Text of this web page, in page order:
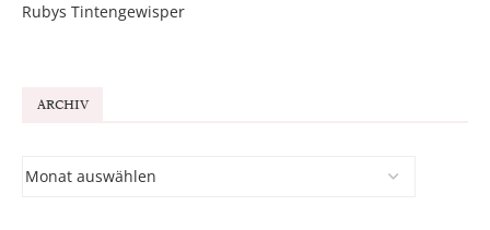
Rubys Tintengewisper
ARCHIV